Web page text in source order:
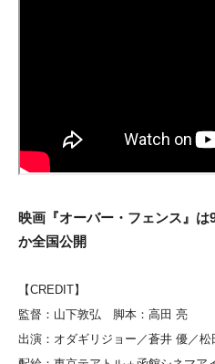
映画『オーバー・フェンス』
か全国公開
【CREDIT】
監督：山下敦弘 脚本：高田 亮
出演：オダギリジョー／蒼井 優／松